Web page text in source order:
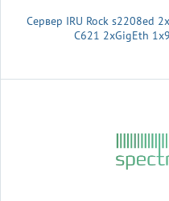
Сервер IRU Rock s2208ed
С621 2xGigEth